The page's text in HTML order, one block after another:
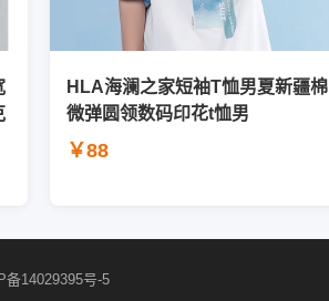
HLA海澜之家短袖T恤男夏新疆棉
微弹圆领数码印花t恤男
￥88
备14029395号-5